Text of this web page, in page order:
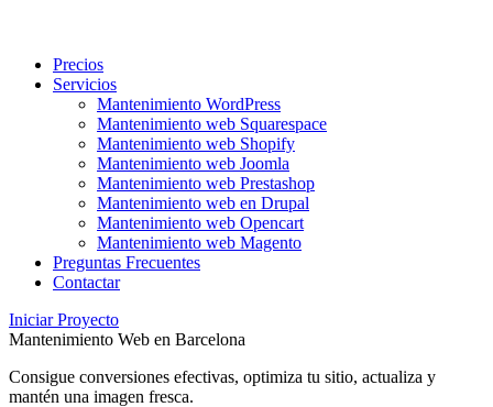
Precios
Servicios
Mantenimiento WordPress
Mantenimiento web Squarespace
Mantenimiento web Shopify
Mantenimiento web Joomla
Mantenimiento web Prestashop
Mantenimiento web en Drupal
Mantenimiento web Opencart
Mantenimiento web Magento
Preguntas Frecuentes
Contactar
Iniciar Proyecto
Mantenimiento Web en Barcelona
Consigue conversiones efectivas, optimiza tu sitio, actualiza y
mantén una imagen fresca.